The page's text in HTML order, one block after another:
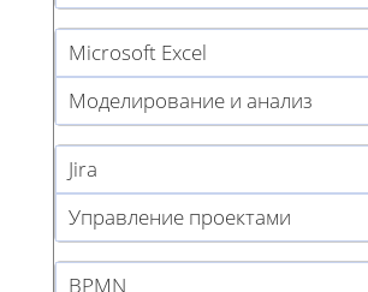
Microsoft Excel
Моделирование и анализ
Jira
Управление проектами
BPMN